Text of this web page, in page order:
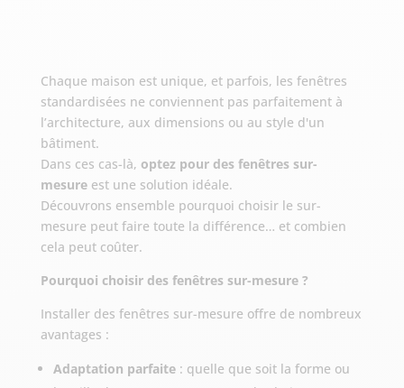
Chaque maison est unique, et parfois, les fenêtres
standardisées ne conviennent pas parfaitement à
l’architecture, aux dimensions ou au style d'un
bâtiment.
Dans ces cas-là, optez pour des fenêtres sur-
mesureest une solution idéale.
Découvrons ensemble pourquoi choisir le sur-
mesure peut faire toute la différence… et combien
cela peut coûter.
Pourquoi choisir des fenêtres sur-mesure ?
Installer des fenêtres sur-mesure offre de nombreux
avantages :
Adaptation parfaite: quelle que soit la forme ou